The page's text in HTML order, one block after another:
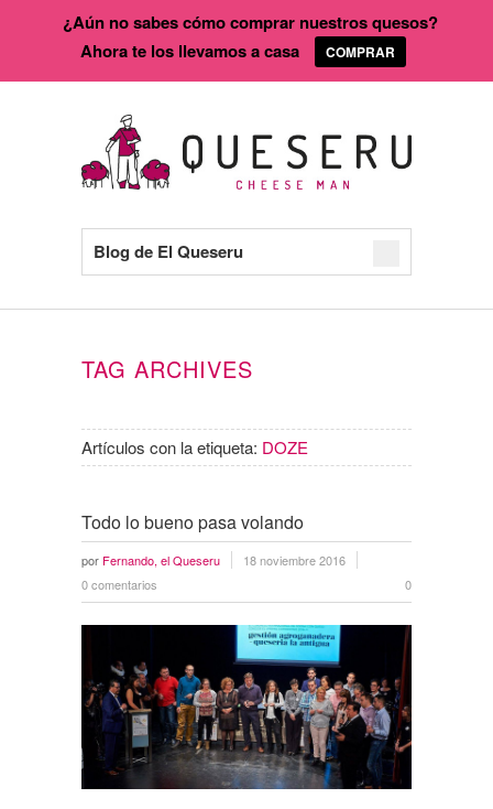
Blog de El Queseru
TAG ARCHIVES
Artículos con la etiqueta: DOZE
Todo lo bueno pasa volando
por Fernando, el Queseru
18 noviembre 2016
0 comentarios
0
¿Aún no sabes cómo comprar nuestros quesos?
Ahora te los llevamos a casa
COMPRAR